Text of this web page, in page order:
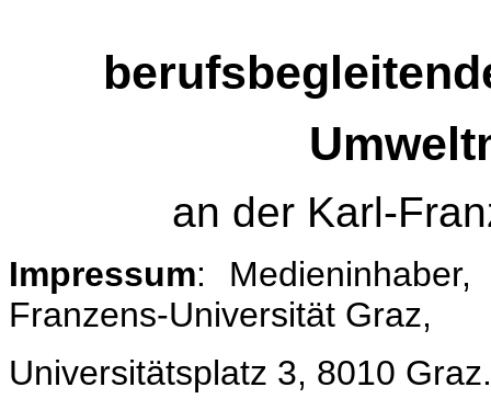
an der Karl-
Impressum:
Franzens-Universität Graz,
Universitätsplatz 3, 8010